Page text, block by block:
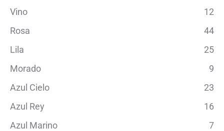
Vino
12
Rosa
44
Lila
25
Morado
9
Azul Cielo
23
Azul Rey
16
Azul Marino
7